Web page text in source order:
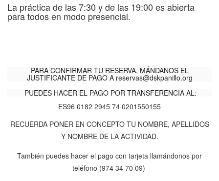
La práctica de las 7:30 y de las 19:00 es abierta
para todos en modo presencial.
PARA CONFIRMAR TU RESERVA, MÁNDANOS EL
JUSTIFICANTE DE PAGO A reservas@dskpanillo.org
PUEDES HACER EL PAGO POR TRANSFERENCIA AL:
ES96 0182 2945 74 0201550155
RECUERDA PONER EN CONCEPTO TU NOMBRE, APELLIDOS
Y NOMBRE DE LA ACTIVIDAD.
También puedes hacer el pago con tarjeta llamándonos por
teléfono (974 34 70 09)